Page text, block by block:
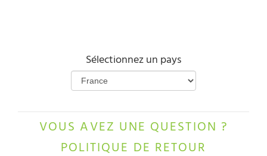
Sélectionnez un pays
VOUS AVEZ UNE QUESTION ?
POLITIQUE DE RETOUR